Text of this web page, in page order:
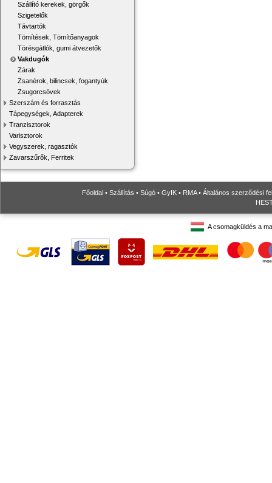
Szállító kerekek, görgők
Szigetelők
Távtartók
Tömítések, Tömítőanyagok
Törésgátlók, gumi átvezetők
Vakdugók
Zárak
Zsanérok, bilincsek, fogantyúk
Zsugorcsövek
Szerszám és forrasztás
Tápegységek, Adapterek
Tranzisztorok
Varisztorok
Vegyszerek, ragasztók
Zavarszűrők, Ferritek
Főoldal • Szállítás • Súgó • GyIK • RMA• Általános szerződési
A csomagküldés a